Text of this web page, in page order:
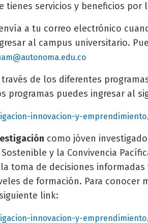
tienes servicios y beneficios por
a tu correo electrónico
al campus universitario.
través de los diferentes
programas puedes ingresar al
innovacion-y-
como jóven
y la Convivencia
toma de decisiones
de formación. Para conocer
link:
innovacion-y-